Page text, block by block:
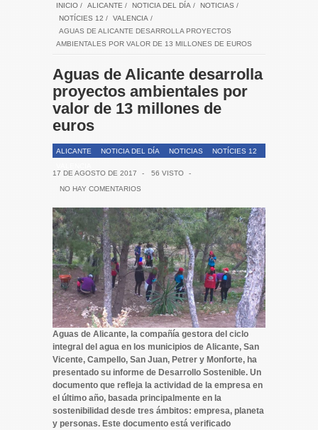
INICIO / ALICANTE / NOTICIA DEL DÍA / NOTICIAS /
NOTÍCIES 12 / VALENCIA /
AGUAS DE ALICANTE DESARROLLA PROYECTOS
AMBIENTALES POR VALOR DE 13 MILLONES DE EUROS
Aguas de Alicante desarrolla
proyectos ambientales por
valor de 13 millones de
euros
ALICANTE NOTICIA DEL DÍA NOTICIAS
NOTÍCIES 12
17 DE AGOSTO DE 2017
- 56 VISTO
-
NO HAY COMENTARIOS
Aguas de Alicante, la compañía gestora del ciclo
integral del agua en los municipios de Alicante, San
Vicente, Campello, San Juan, Petrer y Monforte, ha
presentado su informe de Desarrollo Sostenible. Un
documento que refleja la actividad de la empresa en
el último año, basada principalmente en la
sostenibilidad desde tres ámbitos: empresa, planeta
y personas. Este documento está verificado